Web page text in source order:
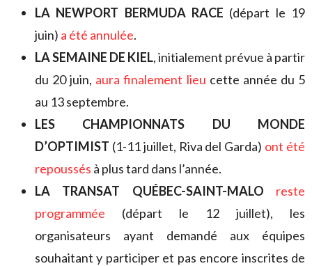
LA NEWPORT BERMUDA RACE (départ le 19
juin) a été annulée.
LA SEMAINE DE KIEL, initialement prévue à partir
du 20 juin, aura finalement lieu cette année du 5
au 13 septembre.
LES CHAMPIONNATS DU MONDE
D’OPTIMIST (1-11 juillet, Riva del Garda) ont été
repoussés à plus tard dans l’année.
LA TRANSAT QUÉBEC-SAINT-MALO
reste
programmée (départ le 12 juillet), les
organisateurs ayant demandé aux équipes
souhaitant y participer et pas encore inscrites de